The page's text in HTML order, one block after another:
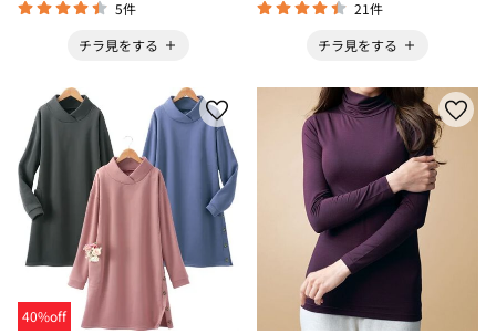
5件
チラ見をする
21件
チラ見をする
40%off